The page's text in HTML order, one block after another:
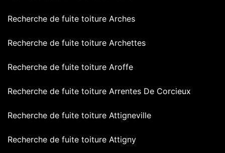
Recherche de fuite toiture Arches
Recherche de fuite toiture Archettes
Recherche de fuite toiture Aroffe
Recherche de fuite toiture Arrentes De Corcieux
Recherche de fuite toiture Attigneville
Recherche de fuite toiture Attigny